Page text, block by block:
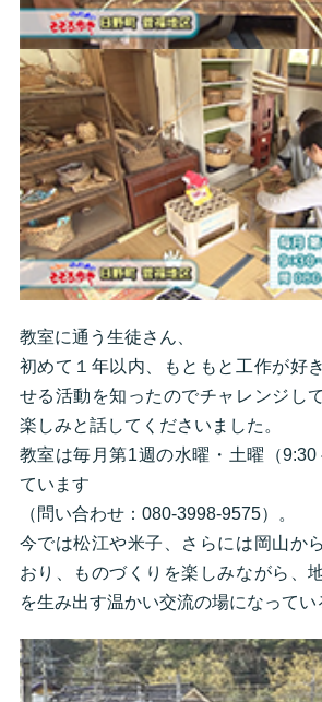
教室に通う生徒さん、
初めて１年以内、もともと工作が好
せる活動を知ったのでチャレンジし
楽しみと話してくださいました。
教室は毎月第1週の水曜・土曜（9:30
ています
（問い合わせ：080-3998-9575）。
今では松江や米子、さらには岡山か
おり、ものづくりを楽しみながら、
を生み出す温かい交流の場になってい